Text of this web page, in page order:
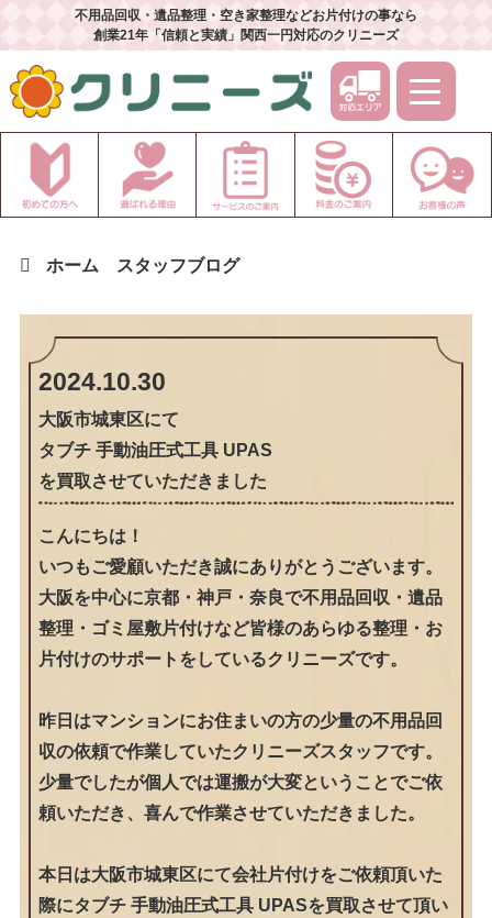
不用品回収・遺品整理・空き家整理などお片付けの事なら
創業21年「信頼と実績」関西一円対応のクリニーズ
ホーム スタッフブログ
2024.10.30
大阪市城東区にて
タブチ 手動油圧式工具 UPAS
を買取させていただきました
こんにちは！
いつもご愛顧いただき誠にありがとうございます。
大阪を中心に京都・神戸・奈良で不用品回収・遺品
整理・ゴミ屋敷片付けなど皆様のあらゆる整理・お
片付けのサポートをしているクリニーズです。
昨日はマンションにお住まいの方の少量の不用品回
収の依頼で作業していたクリニーズスタッフです。
少量でしたが個人では運搬が大変ということでご依
頼いただき、喜んで作業させていただきました。
本日は大阪市城東区にて会社片付けをご依頼頂いた
際にタブチ 手動油圧式工具 UPASを買取させて頂い